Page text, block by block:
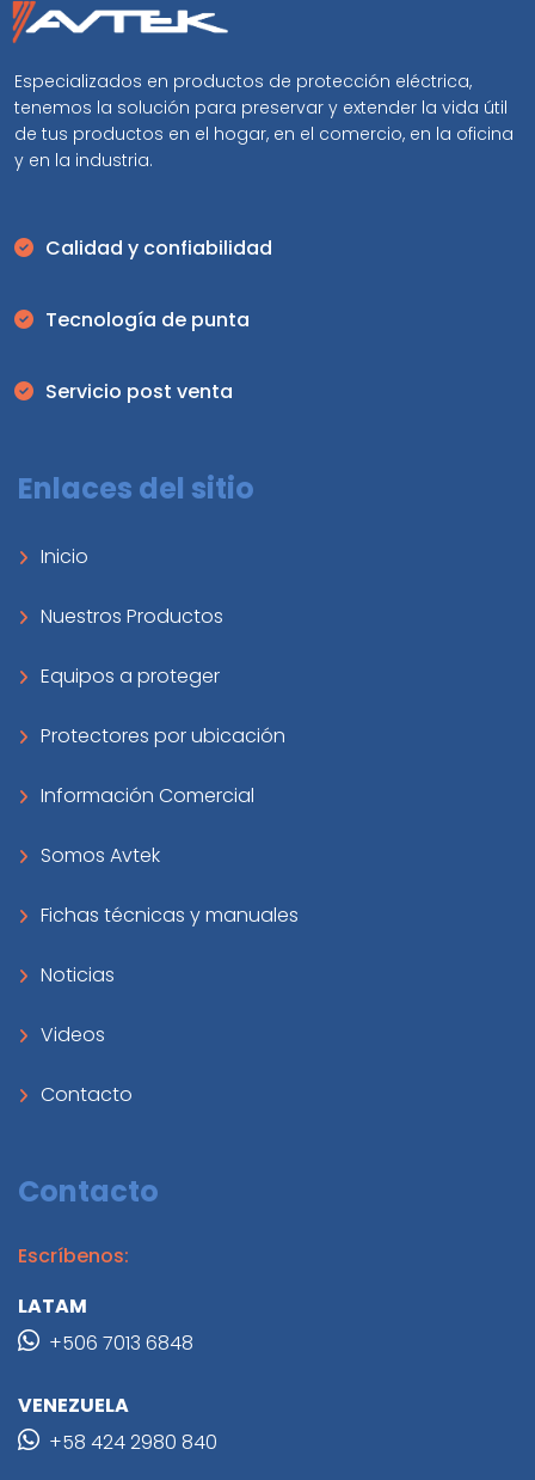
Especializados en productos de protección eléctrica,
tenemos la solución para preservar y extender la vida útil
de tus productos en el hogar, en el comercio, en la oficina
y en la industria.
Calidad y confiabilidad
Tecnología de punta
Servicio post venta
Enlaces del sitio
Inicio
Nuestros Productos
Equipos a proteger
Protectores por ubicación
Información Comercial
Somos Avtek
Fichas técnicas y manuales
Noticias
Videos
Contacto
Contacto
Escríbenos:
LATAM
+506 7013 6848
VENEZUELA
+58 424 2980 840